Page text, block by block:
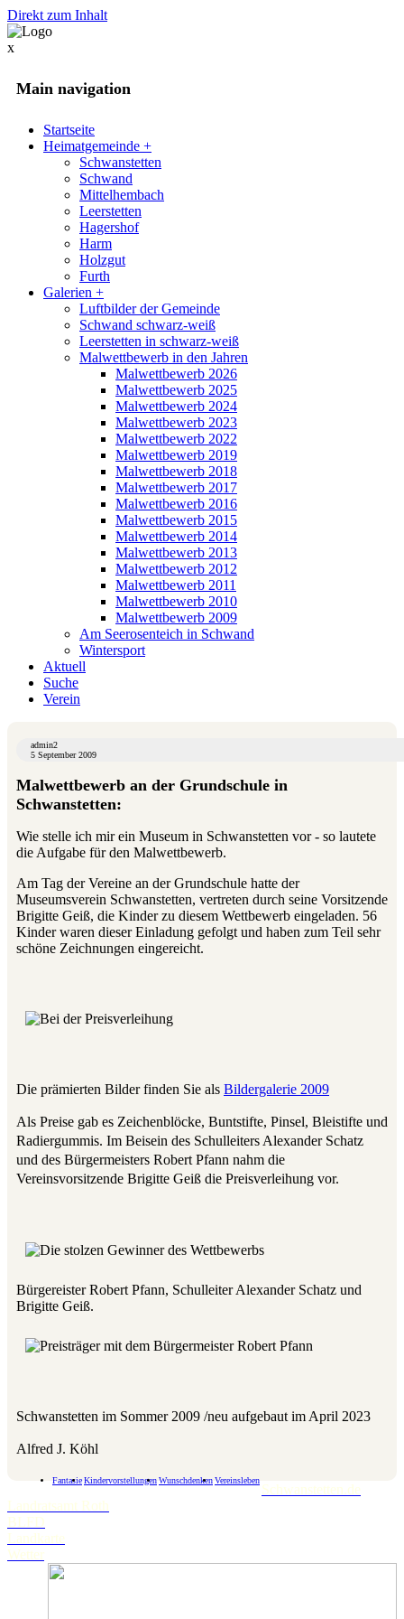
Direkt zum Inhalt
x
Main navigation
Startseite
Heimatgemeinde +
Schwanstetten
Schwand
Mittelhembach
Leerstetten
Hagershof
Harm
Holzgut
Furth
Galerien +
Luftbilder der Gemeinde
Schwand schwarz-weiß
Leerstetten in schwarz-weiß
Malwettbewerb in den Jahren
Malwettbewerb 2026
Malwettbewerb 2025
Malwettbewerb 2024
Malwettbewerb 2023
Malwettbewerb 2022
Malwettbewerb 2019
Malwettbewerb 2018
Malwettbewerb 2017
Malwettbewerb 2016
Malwettbewerb 2015
Malwettbewerb 2014
Malwettbewerb 2013
Malwettbewerb 2012
Malwettbewerb 2011
Malwettbewerb 2010
Malwettbewerb 2009
Am Seerosenteich in Schwand
Wintersport
Aktuell
Suche
Verein
admin2
5 September 2009
Malwettbewerb an der Grundschule in
Schwanstetten:
Wie stelle ich mir ein Museum in Schwanstetten vor - so lautete
die Aufgabe für den Malwettbewerb.
Am Tag der Vereine an der Grundschule hatte der
Museumsverein Schwanstetten, vertreten durch seine Vorsitzende
Brigitte Geiß, die Kinder zu diesem Wettbewerb eingeladen. 56
Kinder waren dieser Einladung gefolgt und haben zum Teil sehr
schöne Zeichnungen eingereicht.
Die prämierten Bilder finden Sie als Bildergalerie 2009
Als Preise gab es Zeichenblöcke, Buntstifte, Pinsel, Bleistifte und
Radiergummis. Im Beisein des Schulleiters Alexander Schatz
und des Bürgermeisters Robert Pfann nahm die
Vereinsvorsitzende Brigitte Geiß die Preisverleihung vor.
Bürgereister Robert Pfann, Schulleiter Alexander Schatz und
Brigitte Geiß.
Schwanstetten im Sommer 2009 /neu aufgebaut im April 2023
Alfred J. Köhl
FantasieKindervorstellungenWunschdenkenVereinsleben
Schwanstetten.de
Landratsamt Roth
BLFD
Landkarte
Wetter